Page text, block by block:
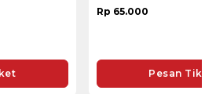
Rp 65.000
Pesan Tiket